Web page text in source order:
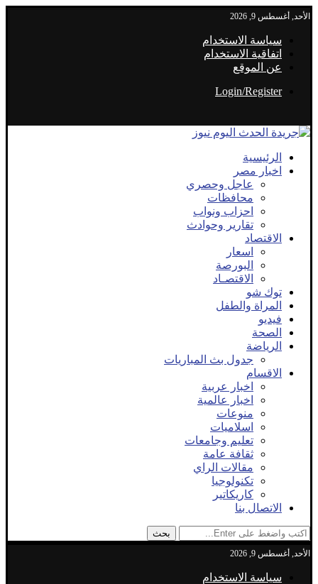
الأحد, أغسطس 9, 2026
سياسة الاستخدام
اتفاقية الاستخدام
عن الموقع
Login/Register
الرئيسية
اخبار مصر
عاجل وحصري
محافظات
احزاب ونواب
تقارير وحوادث
الاقتصاد
اسعار
البورصة
الاقتصـاد
توك شو
المراة والطفل
فيديو
الصحة
الرياضة
جدول بث المباريات
الاقسام
اخبار عربية
اخبار عالمية
منوعات
اسلاميات
تعليم وجامعات
ثقافة عامة
مقالات الراي
تكنولوجيا
كاريكاتير
الاتصال بنا
بحث
الأحد, أغسطس 9, 2026
سياسة الاستخدام